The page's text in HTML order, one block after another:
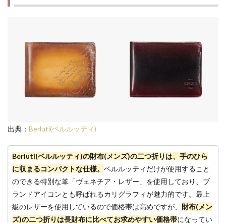
出典： Berluti(ベルルッティ)
Berluti(ベルルッティ)の財布(メンズ)の二つ折りは、手のひら
に収まるコンパクトな仕様。ベルルッティだけが使用すること
のできる特別な革「ヴェネチア・レザー」を使用しており、ブ
ランドアイコンとも呼ばれるカリグラフィが魅力的です。最上
級のレザーを使用しているので価格帯は高めですが、 財布(メン
ズ)の二つ折りは長財布に比べてお求めやすい価格帯になってい